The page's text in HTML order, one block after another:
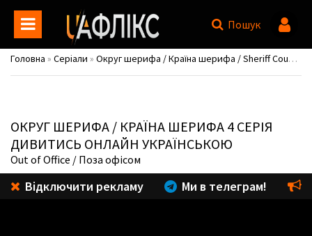
Пошук
Головна » Серіали » Округ шерифа / Країна шерифа / Sheriff Country
ОКРУГ ШЕРИФА / КРАЇНА ШЕРИФА 4 СЕРІЯ
ДИВИТИСЬ ОНЛАЙН УКРАЇНСЬКОЮ
Out of Office / Поза офісом
Відключити рекламу Ми в телеграм!